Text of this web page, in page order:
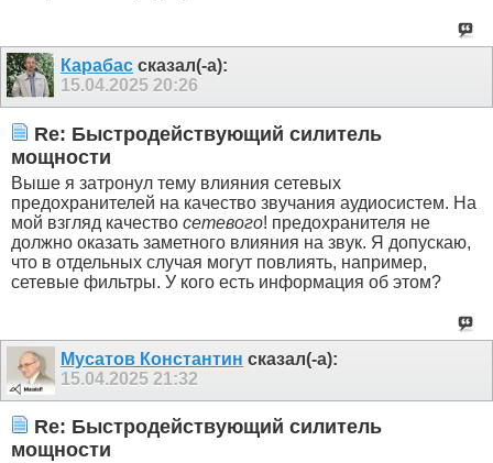
Карабас сказал(-а):
15.04.2025 20:26
Re: Быстродействующий силитель
мощности
Выше я затронул тему влияния сетевых
предохранителей на качество звучания аудиосистем. На
мой взгляд качество сетевого! предохранителя не
должно оказать заметного влияния на звук. Я допускаю,
что в отдельных случая могут повлиять, например,
сетевые фильтры. У кого есть информация об этом?
Мусатов Константин сказал(-а):
15.04.2025 21:32
Re: Быстродействующий силитель
мощности